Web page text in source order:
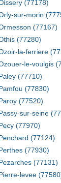
(77178)
sur-morin
(77167)
(77280)
la-ferriere
le-voulgis
(77710)
(77830)
(77520)
sur-seine
(77970)
(77124)
(77930)
(77131)
levee